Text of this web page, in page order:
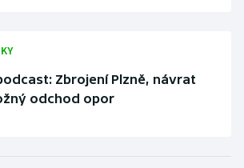
Zbrojení Plzně, návrat
odchod opor